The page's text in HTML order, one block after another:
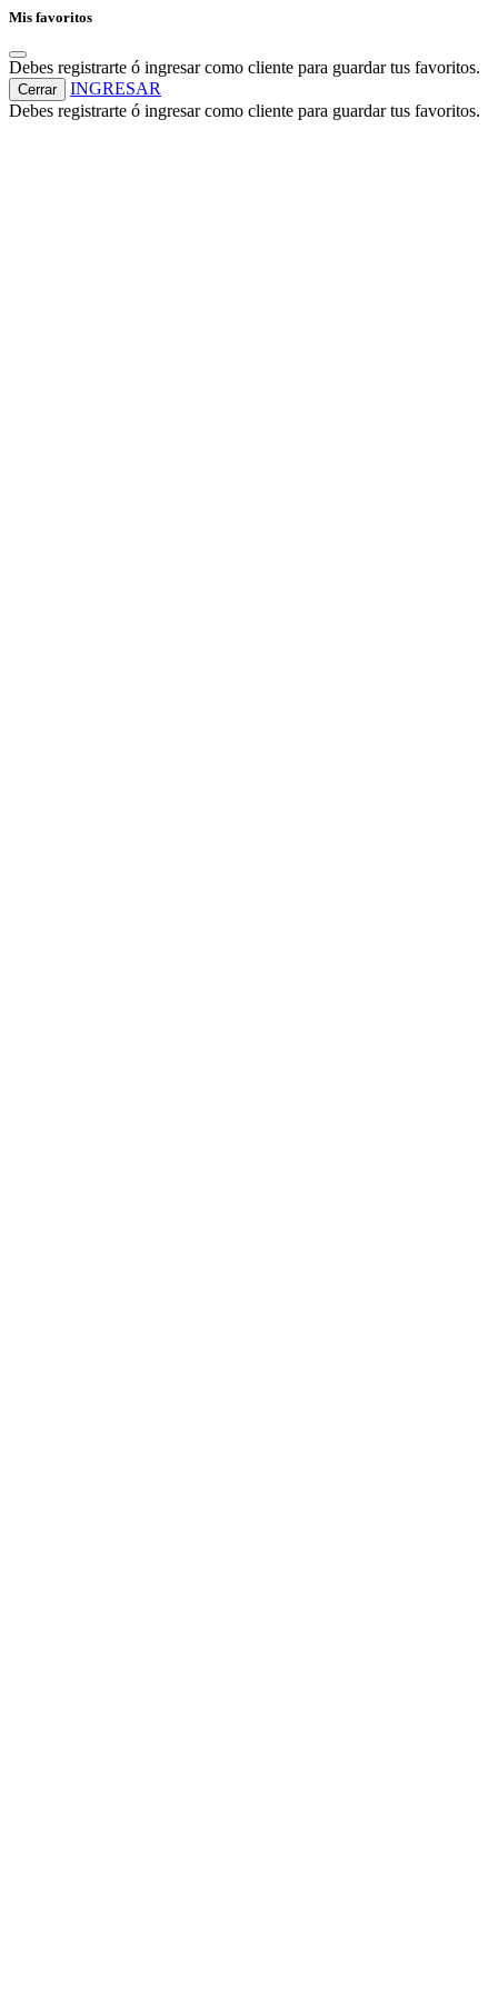
Mis favoritos
Debes registrarte ó ingresar como cliente para guardar tus favoritos.
Cerrar
INGRESAR
Debes registrarte ó ingresar como cliente para guardar tus favoritos.